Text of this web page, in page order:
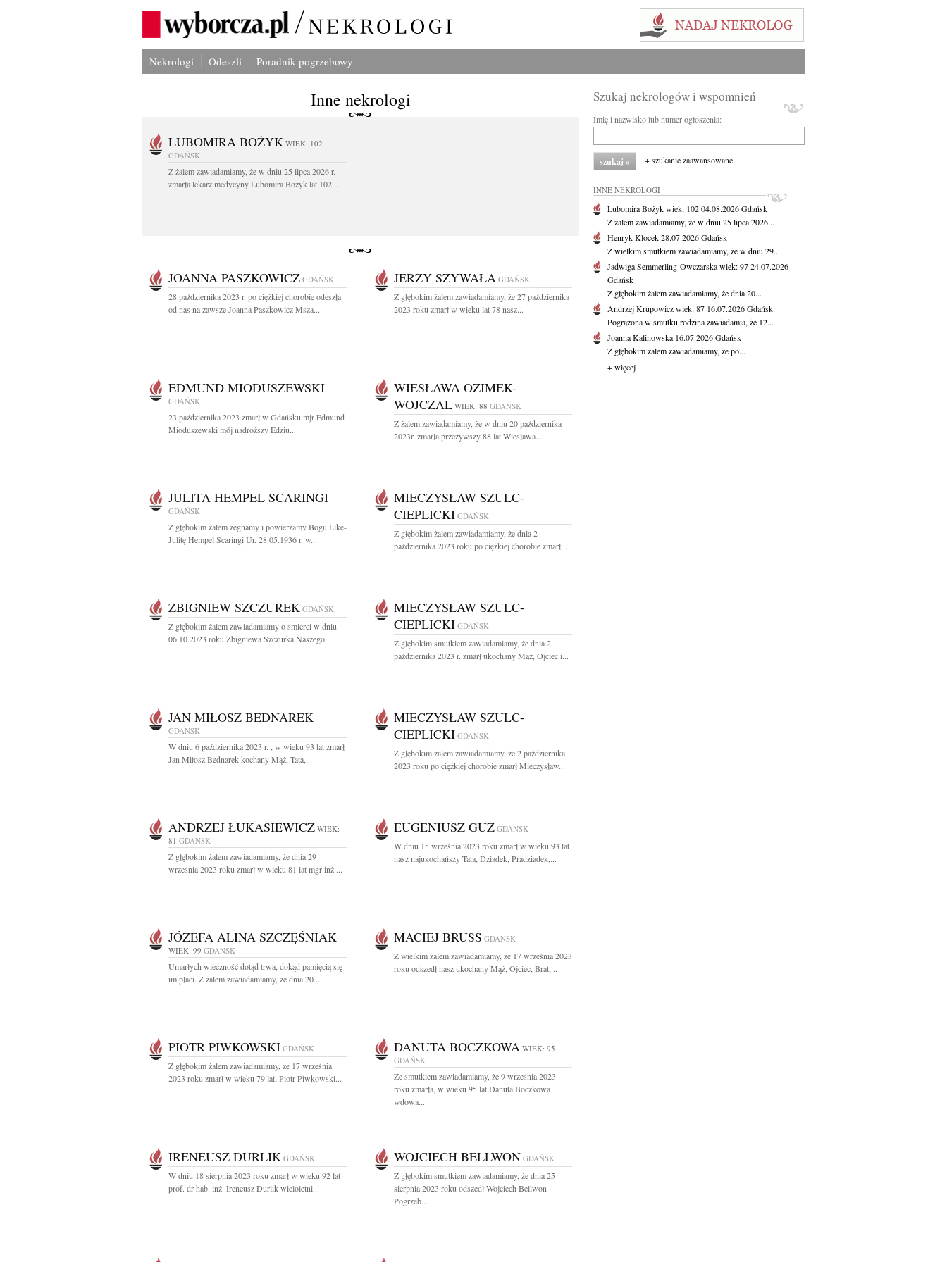
Nekrologi Odeszli Poradnik pogrzebowy
Inne nekrologi
LUBOMIRA BOŻYK WIEK: 102
GDAŃSK
Z żalem zawiadamiamy, że w dniu 25 lipca 2026 r.
zmarła lekarz medycyny Lubomira Bożyk lat 102...
JOANNA PASZKOWICZ GDAŃSK
28 października 2023 r. po ciężkiej chorobie odeszła
od nas na zawsze Joanna Paszkowicz Msza...
JERZY SZYWAŁA GDAŃSK
Z głębokim żalem zawiadamiamy, że 27 października
2023 roku zmarł w wieku lat 78 nasz...
EDMUND MIODUSZEWSKI
GDAŃSK
23 października 2023 zmarł w Gdańsku mjr Edmund
Mioduszewski mój nadroższy Edziu...
WIESŁAWA OZIMEK-
WOJCZAL WIEK: 88 GDAŃSK
Z żalem zawiadamiamy, że w dniu 20 października
2023r. zmarła przeżywszy 88 lat Wiesława...
JULITA HEMPEL SCARINGI
GDAŃSK
Z głębokim żalem żegnamy i powierzamy Bogu Likę-
Julitę Hempel Scaringi Ur. 28.05.1936 r. w...
MIECZYSŁAW SZULC-
CIEPLICKI GDAŃSK
Z głębokim żalem zawiadamiamy, że dnia 2
października 2023 roku po ciężkiej chorobie zmarł...
ZBIGNIEW SZCZUREK GDAŃSK
Z głębokim żalem zawiadamiamy o śmierci w dniu
06.10.2023 roku Zbigniewa Szczurka Naszego...
MIECZYSŁAW SZULC-
CIEPLICKI GDAŃSK
Z głębokim smutkiem zawiadamiamy, że dnia 2
października 2023 r. zmarł ukochany Mąż, Ojciec i...
JAN MIŁOSZ BEDNAREK
GDAŃSK
W dniu 6 października 2023 r. , w wieku 93 lat zmarł
Jan Miłosz Bednarek kochany Mąż, Tata,...
MIECZYSŁAW SZULC-
CIEPLICKI GDAŃSK
Z głębokim żalem zawiadamiamy, że 2 października
2023 roku po ciężkiej chorobie zmarł Mieczysław...
ANDRZEJ ŁUKASIEWICZ WIEK:
81 GDAŃSK
Z głębokim żalem zawiadamiamy, że dnia 29
września 2023 roku zmarł w wieku 81 lat mgr inż....
EUGENIUSZ GUZ GDAŃSK
W dniu 15 września 2023 roku zmarł w wieku 93 lat
nasz najukochańszy Tata, Dziadek, Pradziadek,...
JÓZEFA ALINA SZCZĘŚNIAK
WIEK: 99 GDAŃSK
Umarłych wieczność dotąd trwa, dokąd pamięcią się
im płaci. Z żalem zawiadamiamy, że dnia 20...
MACIEJ BRUSS GDAŃSK
Z wielkim żalem zawiadamiamy, że 17 września 2023
roku odszedł nasz ukochany Mąż, Ojciec, Brat,...
PIOTR PIWKOWSKI GDAŃSK
Z głębokim żalem zawiadamiamy, ze 17 września
2023 roku zmarł w wieku 79 lat, Piotr Piwkowski...
DANUTA BOCZKOWA WIEK: 95
GDAŃSK
Ze smutkiem zawiadamiamy, że 9 września 2023
roku zmarła, w wieku 95 lat Danuta Boczkowa
wdowa...
IRENEUSZ DURLIK GDAŃSK
W dniu 18 sierpnia 2023 roku zmarł w wieku 92 lat
prof. dr hab. inż. Ireneusz Durlik wieloletni...
WOJCIECH BELLWON GDAŃSK
Z głębokim smutkiem zawiadamiamy, że dnia 25
sierpnia 2023 roku odszedł Wojciech Bellwon
Pogrzeb...
Szukaj nekrologów i wspomnień
Imię i nazwisko lub numer ogłoszenia:
+ szukanie zaawansowane
INNE NEKROLOGI
Lubomira Bożykwiek: 10204.08.2026Gdańsk
Z żalem zawiadamiamy, że w dniu 25 lipca 2026...
Henryk Klocek28.07.2026Gdańsk
Z wielkim smutkiem zawiadamiamy, że w dniu 29...
Jadwiga Semmerling-Owczarskawiek: 9724.07.2026
Gdańsk
Z głębokim żalem zawiadamiamy, że dnia 20...
Andrzej Krupowiczwiek: 87 16.07.2026Gdańsk
Pogrążona w smutku rodzina zawiadamia, że 12...
Joanna Kalinowska 16.07.2026Gdańsk
Z głębokim żalem zawiadamiamy, że po...
+ więcej